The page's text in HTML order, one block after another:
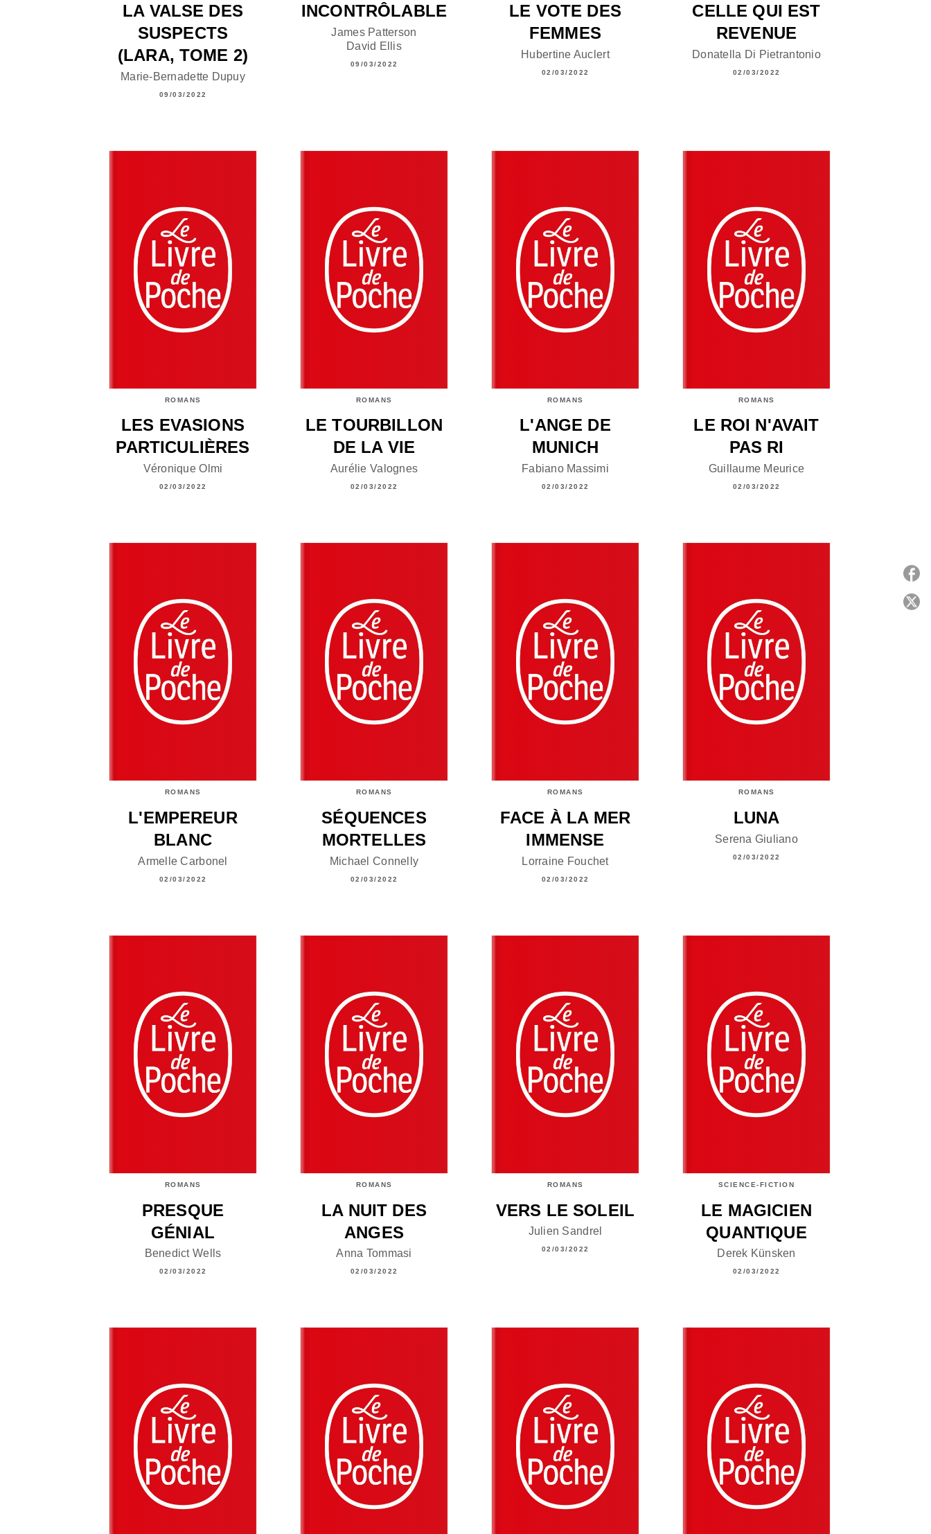
LA VALSE DES
SUSPECTS
(LARA, TOME 2)
Marie-Bernadette Dupuy
09/03/2022
INCONTRÔLABLE
James Patterson
David Ellis
09/03/2022
LE VOTE DES
FEMMES
Hubertine Auclert
02/03/2022
CELLE QUI EST
REVENUE
Donatella Di Pietrantonio
02/03/2022
ROMANS
LES EVASIONS
PARTICULIÈRES
Véronique Olmi
02/03/2022
ROMANS
LE TOURBILLON
DE LA VIE
Aurélie Valognes
02/03/2022
ROMANS
L'ANGE DE
MUNICH
Fabiano Massimi
02/03/2022
ROMANS
LE ROI N'AVAIT
PAS RI
Guillaume Meurice
02/03/2022
ROMANS
L'EMPEREUR
BLANC
Armelle Carbonel
02/03/2022
ROMANS
SÉQUENCES
MORTELLES
Michael Connelly
02/03/2022
ROMANS
FACE À LA MER
IMMENSE
Lorraine Fouchet
02/03/2022
ROMANS
LUNA
Serena Giuliano
02/03/2022
ROMANS
PRESQUE
GÉNIAL
Benedict Wells
02/03/2022
ROMANS
LA NUIT DES
ANGES
Anna Tommasi
02/03/2022
ROMANS
VERS LE SOLEIL
Julien Sandrel
02/03/2022
SCIENCE-FICTION
LE MAGICIEN
QUANTIQUE
Derek Künsken
02/03/2022